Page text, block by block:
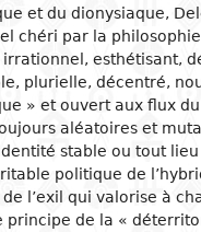
et du dionysiaque,
chéri par la
irrationnel, esthétisant,
plurielle, décentré,
» et ouvert aux flux
aléatoires et
stable ou tout lieu
politique de
l’exil qui valorise à
principe de la «
Internal trade
International economic
relations
Economic sectors